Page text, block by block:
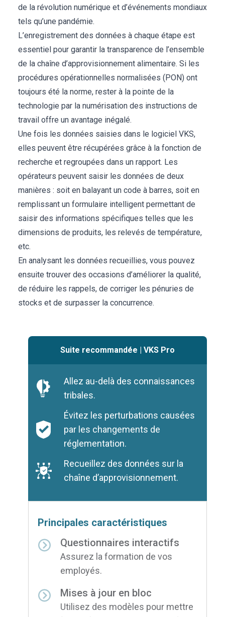
de la révolution numérique et d’événements mondiaux
tels qu’une pandémie.
L’enregistrement des données à chaque étape est
essentiel pour garantir la transparence de l’ensemble
de la chaîne d’approvisionnement alimentaire. Si les
procédures opérationnelles normalisées (PON) ont
toujours été la norme, rester à la pointe de la
technologie par la numérisation des instructions de
travail offre un avantage inégalé.
Une fois les données saisies dans le logiciel VKS,
elles peuvent être récupérées grâce à la fonction de
recherche et regroupées dans un rapport. Les
opérateurs peuvent saisir les données de deux
manières : soit en balayant un code à barres, soit en
remplissant un formulaire intelligent permettant de
saisir des informations spécifiques telles que les
dimensions de produits, les relevés de température,
etc.
En analysant les données recueillies, vous pouvez
ensuite trouver des occasions d’améliorer la qualité,
de réduire les rappels, de corriger les pénuries de
stocks et de surpasser la concurrence.
Suite recommandée | VKS Pro
Allez au-delà des connaissances
tribales.
Évitez les perturbations causées
par les changements de
réglementation.
Recueillez des données sur la
chaîne d’approvisionnement.
Principales caractéristiques
Questionnaires interactifs
Assurez la formation de vos
employés.
Mises à jour en bloc
Utilisez des modèles pour mettre